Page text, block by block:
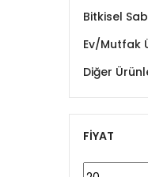
Bitkisel
Ev/Mutfak
Diğer
FIYAT
En